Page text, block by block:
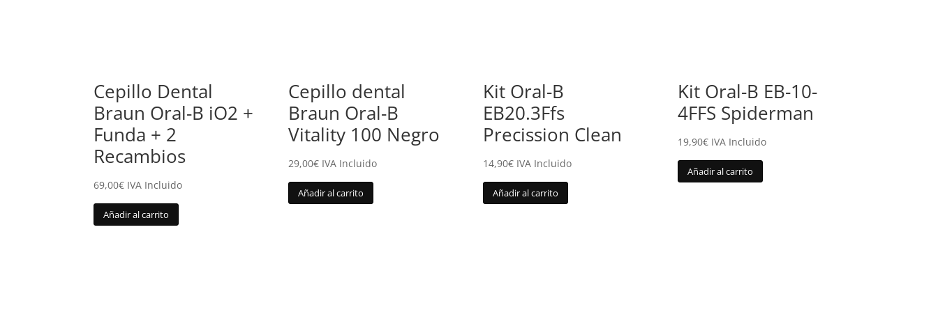
Cepillo Dental
Braun Oral-B iO2 +
Funda + 2
Recambios
69,00€ IVA Incluido
Añadir al carrito
Cepillo dental
Braun Oral-B
Vitality 100 Negro
29,00€ IVA Incluido
Añadir al carrito
Kit Oral-B
EB20.3Ffs
Precission Clean
14,90€ IVA Incluido
Añadir al carrito
Kit Oral-B EB-10-
4FFS Spiderman
19,90€ IVA Incluido
Añadir al carrito